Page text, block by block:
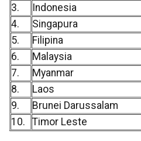
3.
Indonesia
4.
Singapura
5.
Filipina
6.
Malaysia
7.
Myanmar
8.
Laos
9.
Brunei Darussalam
10.
Timor Leste